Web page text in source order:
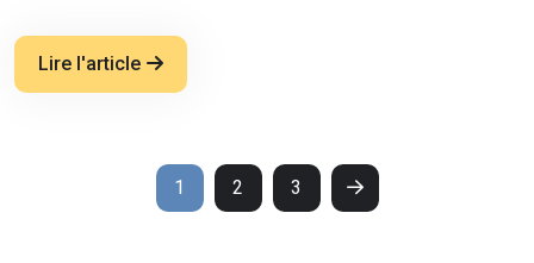
Lire l'article
1 2 3